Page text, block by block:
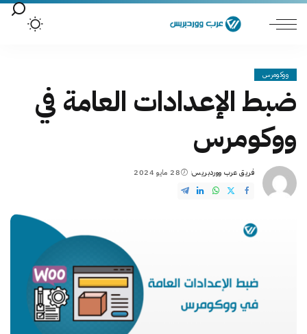
ووكومرس
ضبط الإعدادات العامة في
ووكومرس
Posted
by
فريق عرب ووردبريس 28 مايو 2024